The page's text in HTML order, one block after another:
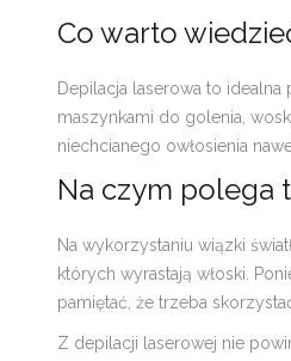
Co warto
Depilacja laserowa to
maszynkami do golenia,
niechcianego owłosienia
Na czym polega
Na wykorzystaniu wiązki
których wyrastają włoski.
pamiętać, że trzeba
Z depilacji laserowej nie